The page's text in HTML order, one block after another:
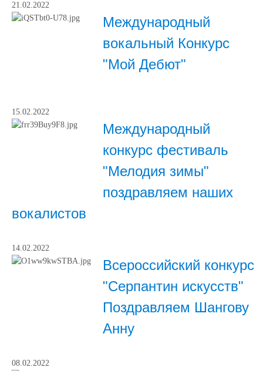
21.02.2022
Международный
вокальный Конкурс
"Мой Дебют"
15.02.2022
Международный
конкурс фестиваль
"Мелодия зимы"
поздравляем наших
вокалистов
14.02.2022
Всероссийский конкурс
"Серпантин искусств"
Поздравляем Шангову
Анну
08.02.2022